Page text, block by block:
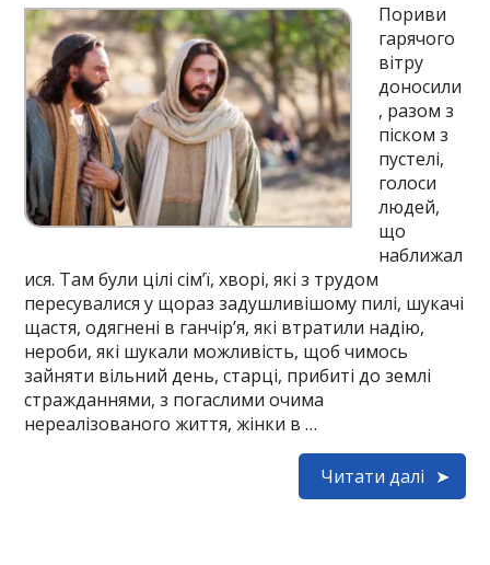
Пориви
гарячого
вітру
доносили
, разом з
піском з
пустелі,
голоси
людей,
що
наближал
ися. Там були цілі сім’ї, хворі, які з трудом
пересувалися у щораз задушливішому пилі, шукачі
щастя, одягнені в ганчір’я, які втратили надію,
нероби, які шукали можливість, щоб чимось
зайняти вільний день, старці, прибиті до землі
стражданнями, з погаслими очима
нереалізованого життя, жінки в …
Читати далі